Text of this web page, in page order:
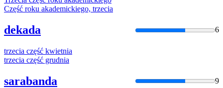
Część roku akademickiego, trzecia
dekada 6
trzecia część kwietnia
trzecia część grudnia
sarabanda 9